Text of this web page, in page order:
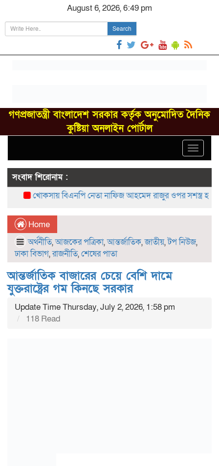
August 6, 2026, 6:49 pm
Search
গণপ্রজাতন্ত্রী বাংলাদেশ সরকার কর্তৃক অনুমোদিত দৈনিক
কুষ্টিয়া অনলাইন পোর্টাল
Toggle
সংবাদ শিরোনাম :
খোকসায় বিএনপি নেতা নাফিজ আহমেদ রাজুর ওপর সশস্ত্র
Home
অর্থনীতি,আজকের পত্রিকা,আন্তর্জাতিক,জাতীয়,টপ নিউজ,
ঢাকা বিভাগ,রাজনীতি,শেষের পাতা
আন্তর্জাতিক বাজারের চেয়ে বেশি দামে
যুক্তরাষ্ট্রের গম কিনছে সরকার
Update Time Thursday, July 2, 2026, 1:58 pm
118 Read